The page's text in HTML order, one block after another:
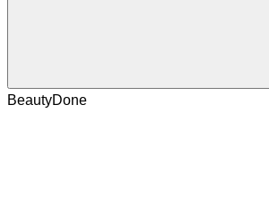
BeautyDone